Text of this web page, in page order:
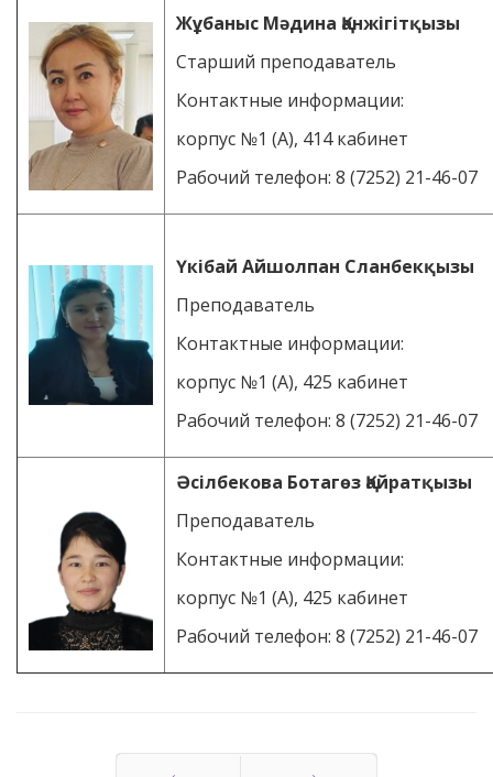
Жұбаныс Мәдина Қанжігітқызы
Старший преподаватель
Контактные информации:
корпус №1 (А), 414 кабинет
Рабочий телефон: 8 (7252) 21-46-07
Үкібай Айшолпан Сланбекқызы
Преподаватель
Контактные информации:
корпус №1 (А), 425 кабинет
Рабочий телефон: 8 (7252) 21-46-07
Әсілбекова Ботагөз Қайратқызы
Преподаватель
Контактные информации:
корпус №1 (А), 425 кабинет
Рабочий телефон: 8 (7252) 21-46-07